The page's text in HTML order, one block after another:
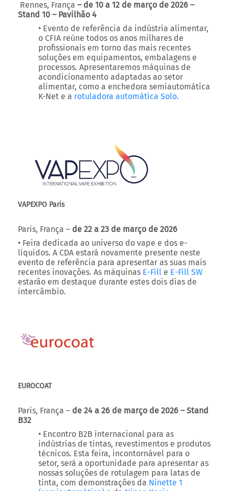
o CFIA reúne todos os anos milhares de
profissionais em torno das mais recentes
soluções em equipamentos, embalagens e
processos. Apresentaremos máquinas de
acondicionamento adaptadas ao setor
alimentar, como a enchedora semiautomática
K-Net e arotuladora automática Solo.
VAPEXPO Paris
evento de referência para apresentar as suas mais
recentes inovações. As máquinasE-Fill eE-Fill SW
estarão em destaque durante estes dois dias de
intercâmbio.
B32
indústrias de tintas, revestimentos e produtos
setor, será a oportunidade para apresentar as
nossas soluções de rotulagem para latas de
tinta, com demonstrações daNinette 1
(semiautomática)e daNinon Konic
(automática).